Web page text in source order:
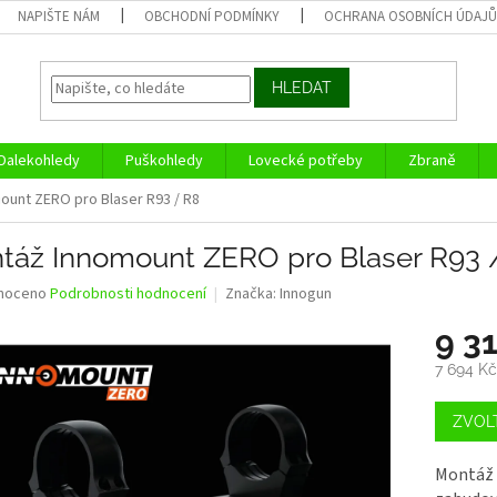
NAPIŠTE NÁM OBCHODNÍ PODMÍNKY OCHRANA OSOBNÍCH ÚDAJŮ
HLEDAT
Puškohledy Lovecké potřeby Zbraně
ZERO pro Blaser R93 / R8
Innomount ZERO pro Blaser R93
Podrobnosti hodnocení Značka: Innogun
9
7 694
Měrná
cena:
Montáž